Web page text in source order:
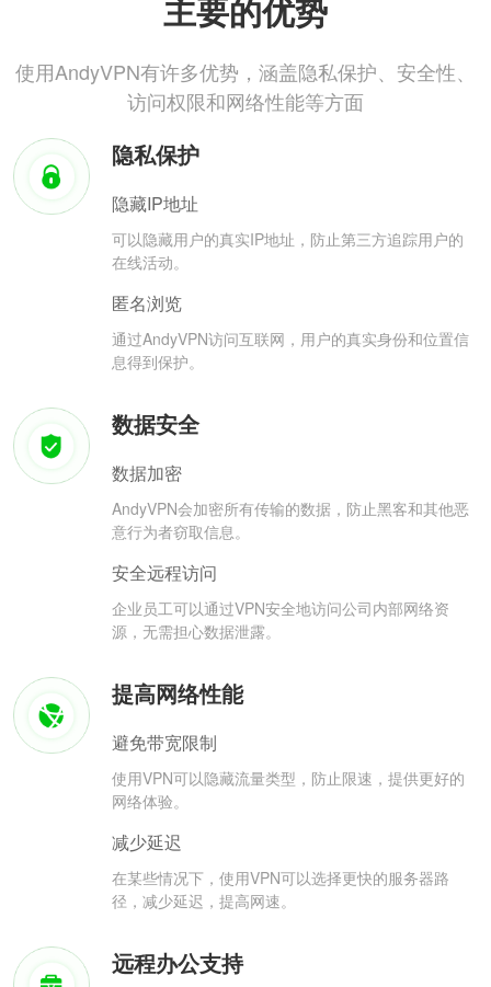
主要的优势
使用AndyVPN有许多优势，涵盖隐私保护、安全性、
访问权限和网络性能等方面
隐私保护
隐藏IP地址
可以隐藏用户的真实IP地址，防止第三方追踪用户的
在线活动。
匿名浏览
通过AndyVPN访问互联网，用户的真实身份和位置信
息得到保护。
数据安全
数据加密
AndyVPN会加密所有传输的数据，防止黑客和其他恶
意行为者窃取信息。
安全远程访问
企业员工可以通过VPN安全地访问公司内部网络资
源，无需担心数据泄露。
提高网络性能
避免带宽限制
使用VPN可以隐藏流量类型，防止限速，提供更好的
网络体验。
减少延迟
在某些情况下，使用VPN可以选择更快的服务器路
径，减少延迟，提高网速。
远程办公支持